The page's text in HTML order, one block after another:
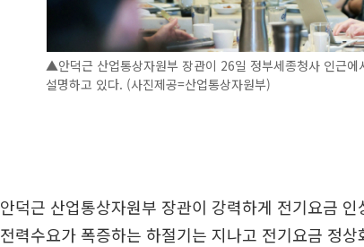
▲안덕근 산업통상자원부 장관이 26일 정부세종청사 인근에
설명하고 있다. (사진제공=산업통상자원부)
안덕근 산업통상자원부 장관이 강력하게 전기요금
전력수요가 폭증하는 하절기는 지나고 전기요금 정